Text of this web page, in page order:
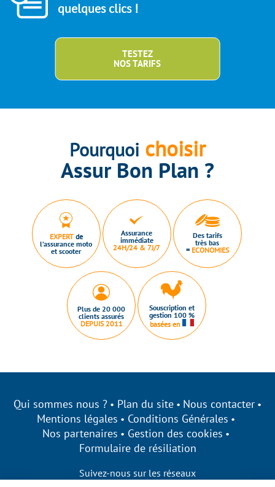
quelques clics !
TESTEZ
NOS TARIFS
Pourquoi choisir
Assur Bon Plan ?
EXPERTde
l’assurance moto
et scooter
Assurance
immédiate
24H/24 & 7J/7
Des tarifs
très bas
= ECONOMIES
Plus de 20 000
clients assurés
DEPUIS 2011
Souscription et
gestion 100 %
basées en
Qui sommes nous ? Plan du site
Nous contacter
Mentions légales
Conditions Générales
Nos partenaires
Gestion des cookies
Formulaire de résiliation
Suivez-nous sur les réseaux